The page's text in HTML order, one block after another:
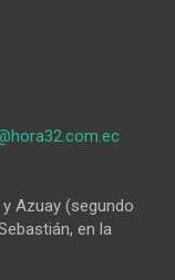
Azuay (segundo
en la